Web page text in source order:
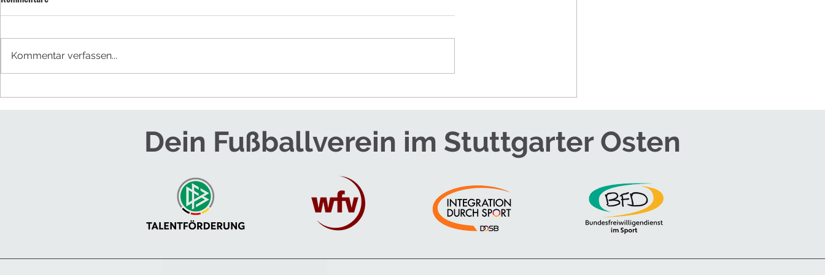
BUFDI werden
NEUES TRAINERTEAM FÜR DIE
HERREN
SOMMERCAMPS - JETZT
ANMELDEN!
Kommentar verfassen...
Dein Fußballverein im Stuttgarter Osten